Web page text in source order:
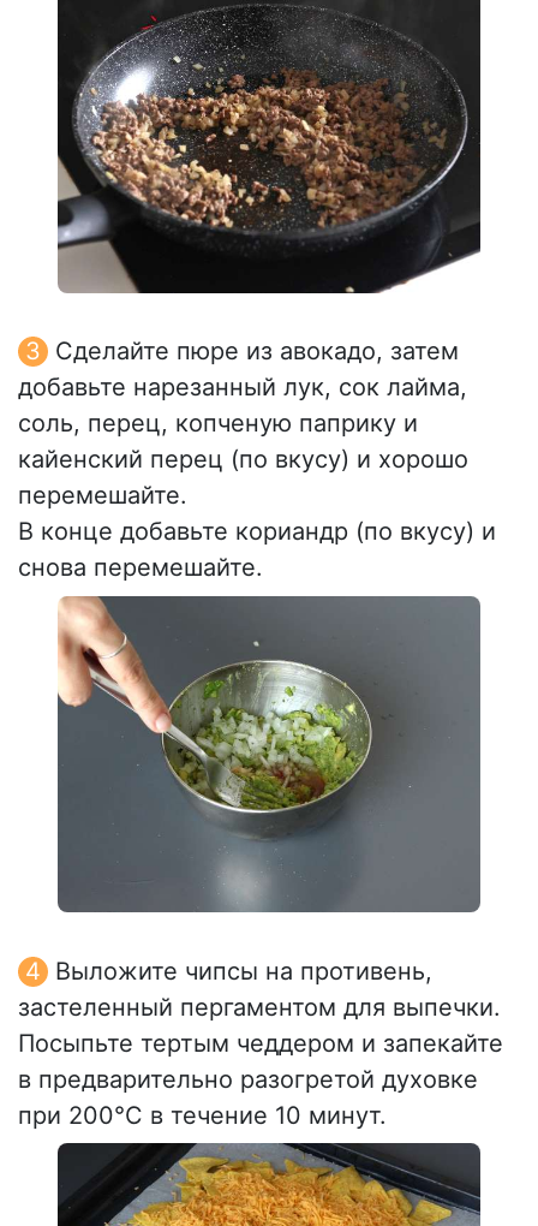
Сделайте пюре из авокадо, затем
добавьте нарезанный лук, сок лайма,
соль, перец, копченую паприку и
кайенский перец (по вкусу) и хорошо
перемешайте.
В конце добавьте кориандр (по вкусу) и
снова перемешайте.
Выложите чипсы на противень,
застеленный пергаментом для выпечки.
Посыпьте тертым чеддером и запекайте
в предварительно разогретой духовке
при 200°C в течение 10 минут.